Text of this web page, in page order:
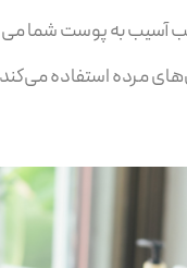
آسیب به پوست شما
مرده استفاده